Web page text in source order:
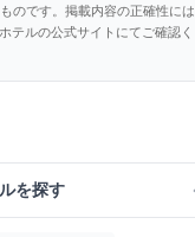
のです。掲載内容の正確性には
テルの公式サイトにてご確認く
を探す